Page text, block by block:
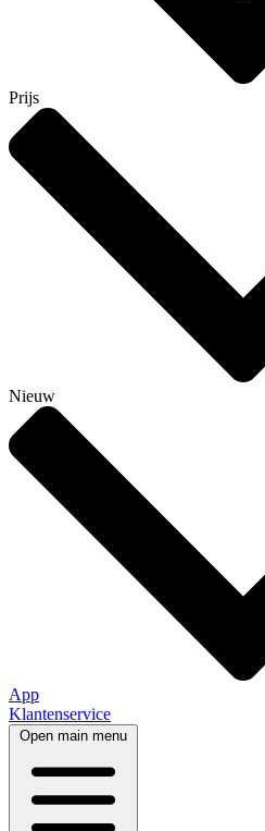
Prijs
Nieuw
App
Klantenservice
Open main menu